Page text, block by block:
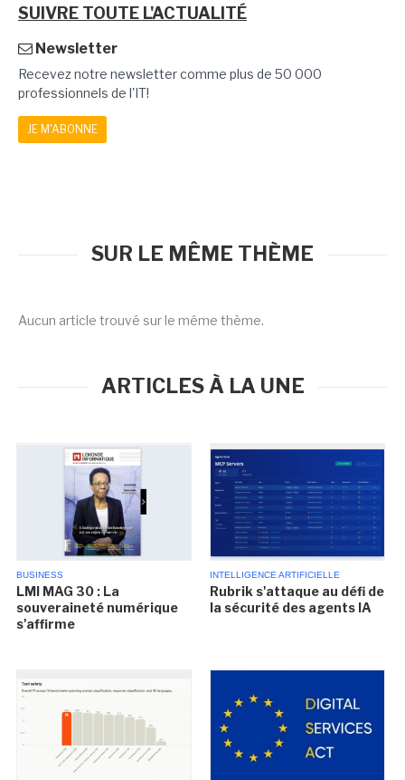
SUIVRE TOUTE L'ACTUALITÉ
Newsletter
Recevez notre newsletter comme plus de 50 000
professionnels de l'IT!
JE M'ABONNE
SUR LE MÊME THÈME
Aucun article trouvé sur le même thème.
ARTICLES À LA UNE
BUSINESS
LMI MAG 30 : La
souveraineté numérique
s'affirme
INTELLIGENCE ARTIFICIELLE
Rubrik s'attaque au défi de
la sécurité des agents IA